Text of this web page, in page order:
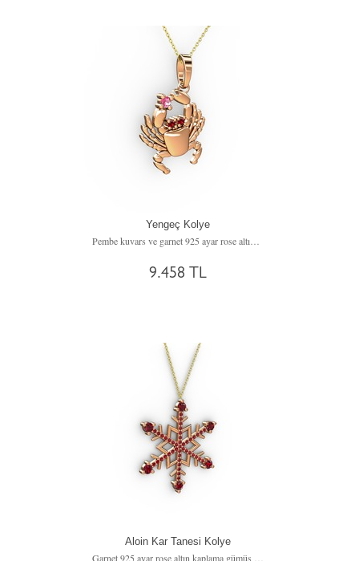
Yengeç Kolye
9.458 TL
Aloin Kar Tanesi Kolye